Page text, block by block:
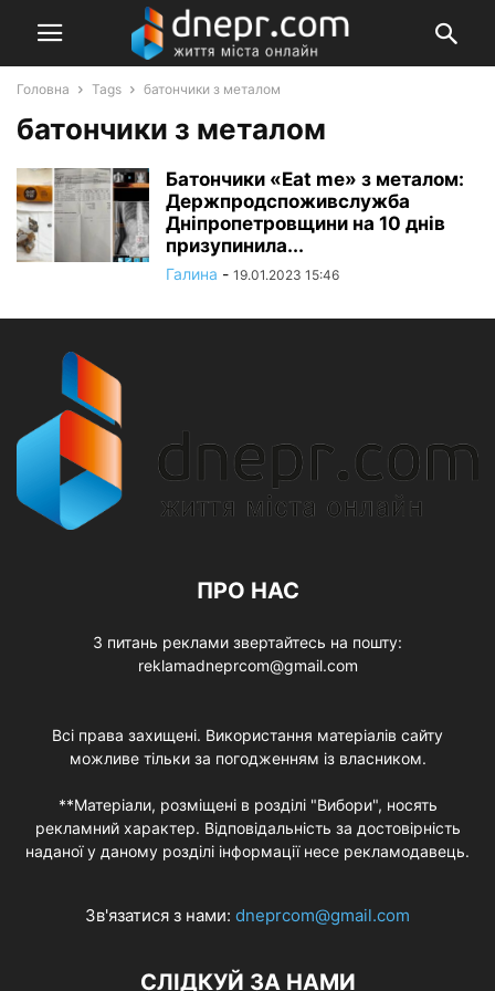
Головна Tags батончики з металом
батончики з металом
Батончики «Eat me» з металом:
Держпродспоживслужба
Дніпропетровщини на 10 днів
призупинила...
Галина - 19.01.2023 15:46
ПРО НАС
З питань реклами звертайтесь на пошту:
reklamadneprcom@gmail.com
Всі права захищені. Використання матеріалів сайту
можливе тільки за погодженням із власником.
**Матеріали, розміщені в розділі "Вибори", носять
рекламний характер. Відповідальність за достовірність
наданої у даному розділі інформації несе рекламодавець.
Зв'язатися з нами: dneprcom@gmail.com
СЛІДКУЙ ЗА НАМИ